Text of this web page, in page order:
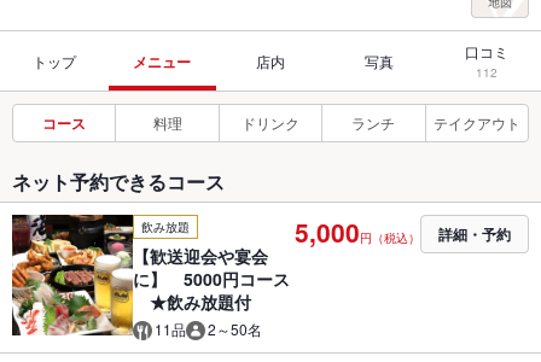
トップ メニュー 店内 写真 口コミ
112
コース 料理 ドリンク ランチ テイクアウト
ネット予約できるコース
飲み放題
【歓送迎会や宴会
に】 5000円コース
★飲み放題付
11品 2～50名
5,000円（税込） 詳細・予約